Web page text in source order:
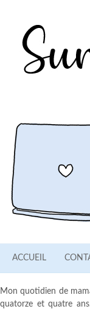
ACCUEIL
Mon quotidien de
quatorze et quatre